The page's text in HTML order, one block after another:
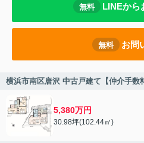
無料 LINEから
無料 お問
横浜市南区唐沢 中古戸建て【仲介手数
5,380万円
30.98坪(102.44㎡)